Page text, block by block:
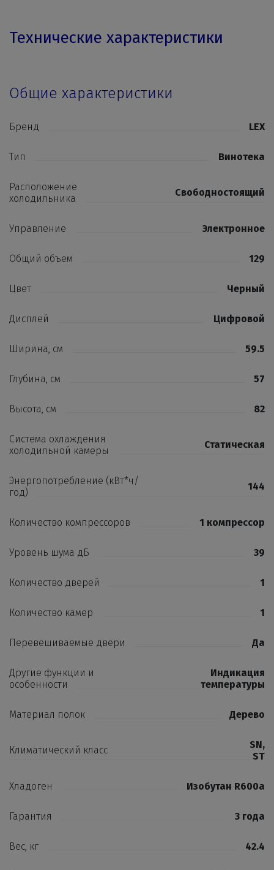
Технические характеристики
Общие характеристики
Бренд LEX
Тип Винотека
Расположение
холодильника
Свободностоящий
Управление Электронное
Общий объем 129
Цвет Черный
Дисплей Цифровой
Ширина, см 59.5
Глубина, см 57
Высота, см 82
Система охлаждения
холодильной камеры
Статическая
Энергопотребление (кВт*ч/
год)
144
Количество компрессоров 1 компрессор
Уровень шума дБ 39
Количество дверей 1
Количество камер 1
Перевешиваемые двери Да
Другие функции и
особенности
Индикация
температуры
Материал полок Дерево
Климатический класс SN,
ST
Хладоген Изобутан R600a
Гарантия 3 года
Вес, кг 42.4